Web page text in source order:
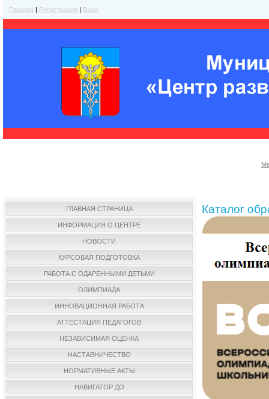
Главная | Регистрация | Вход
ГЛАВНАЯ СТРАНИЦА
ИНФОРМАЦИЯ О ЦЕНТРЕ
НОВОСТИ
КУРСОВАЯ ПОДГОТОВКА
РАБОТА С ОДАРЕННЫМИ ДЕТЬМИ
ОЛИМПИАДА
ИННОВАЦИОННАЯ РАБОТА
АТТЕСТАЦИЯ ПЕДАГОГОВ
НЕЗАВИСИМАЯ ОЦЕНКА
НАСТАВНИЧЕСТВО
НОРМАТИВНЫЕ АКТЫ
НАВИГАТОР ДО
Каталог